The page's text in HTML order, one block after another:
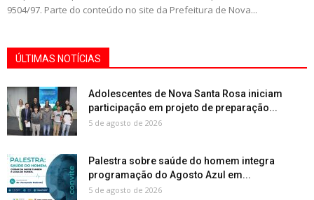
9504/97. Parte do conteúdo no site da Prefeitura de Nova...
ÚLTIMAS NOTÍCIAS
Adolescentes de Nova Santa Rosa iniciam
participação em projeto de preparação...
5 de agosto de 2026
Palestra sobre saúde do homem integra
programação do Agosto Azul em...
5 de agosto de 2026